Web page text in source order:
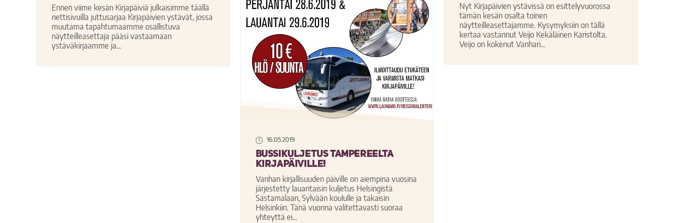
Nyt Kirjapäivien ystävissä on esittelyvuorossa
tämän kesän osalta toinen
näytteilleasettajamme. Kysymyksiin on tällä
kertaa vastannut Veijo Kekäläinen Karistolta.
Veijo on kokenut Vanhan...
Ennen viime kesän Kirjapäiviä julkaisimme täällä
nettisivuilla juttusarjaa Kirjapäivien ystävät, jossa
muutama tapahtumaamme osallistuva
näytteilleasettaja pääsi vastaamaan
ystäväkirjaamme ja...
16.05.2019
Bussikuljetus Tampereelta
Kirjapäiville!
Vanhan kirjallisuuden päiville on aiempina vuosina
järjestetty lauantaisin kuljetus Helsingistä
Sastamalaan, Sylvään koululle ja takaisin
Helsinkiin. Tänä vuonna valitettavasti suoraa
yhteyttä ei...